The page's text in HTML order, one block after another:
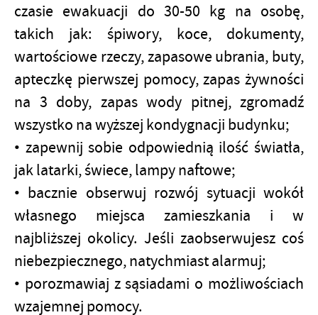
czasie ewakuacji do 30-50 kg na osobę,
takich jak: śpiwory, koce, dokumenty,
wartościowe rzeczy, zapasowe ubrania, buty,
apteczkę pierwszej pomocy, zapas żywności
na 3 doby, zapas wody pitnej, zgromadź
wszystko na wyższej kondygnacji budynku;
• zapewnij sobie odpowiednią ilość światła,
jak latarki, świece, lampy naftowe;
• bacznie obserwuj rozwój sytuacji wokół
własnego miejsca zamieszkania i w
najbliższej okolicy. Jeśli zaobserwujesz coś
niebezpiecznego, natychmiast alarmuj;
• porozmawiaj z sąsiadami o możliwościach
wzajemnej pomocy.